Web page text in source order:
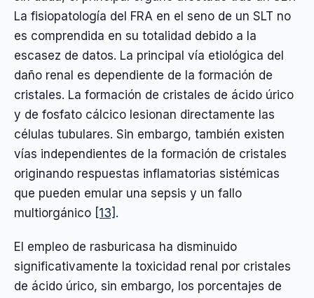
La fisiopatología del FRA en el seno de un SLT no
es comprendida en su totalidad debido a la
escasez de datos. La principal vía etiológica del
daño renal es dependiente de la formación de
cristales. La formación de cristales de ácido úrico
y de fosfato cálcico lesionan directamente las
células tubulares. Sin embargo, también existen
vías independientes de la formación de cristales
originando respuestas inflamatorias sistémicas
que pueden emular una sepsis y un fallo
multiorgánico [13] .
El empleo de rasburicasa ha disminuido
significativamente la toxicidad renal por cristales
de ácido úrico, sin embargo, los porcentajes de